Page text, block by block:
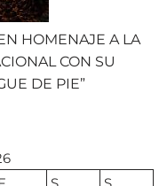
HOMENAJE A LA
CON SU
DE PIE”